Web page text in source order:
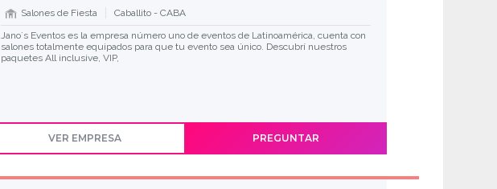
Salones de Fiesta
Caballito - CABA
Jano´s Eventos es la empresa número uno de eventos de Latinoamérica, cuenta con
salones totalmente equipados para que tu evento sea único. Descubrí nuestros
paquetes All inclusive, VIP,
VER EMPRESA PREGUNTAR